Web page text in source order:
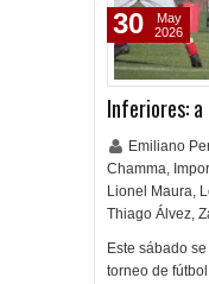
Inferiores: a
Emiliano
Chamma,
Lionel Maura,
Thiago Álvez,
Este sábado
torneo de
30
May
2026